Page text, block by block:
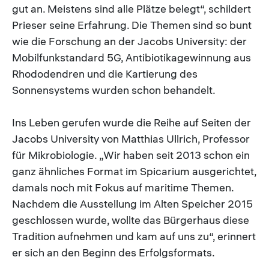
gut an. Meistens sind alle Plätze belegt“, schildert
Prieser seine Erfahrung. Die Themen sind so bunt
wie die Forschung an der Jacobs University: der
Mobilfunkstandard 5G, Antibiotikagewinnung aus
Rhododendren und die Kartierung des
Sonnensystems wurden schon behandelt.
Ins Leben gerufen wurde die Reihe auf Seiten der
Jacobs University von Matthias Ullrich, Professor
für Mikrobiologie. „Wir haben seit 2013 schon ein
ganz ähnliches Format im Spicarium ausgerichtet,
damals noch mit Fokus auf maritime Themen.
Nachdem die Ausstellung im Alten Speicher 2015
geschlossen wurde, wollte das Bürgerhaus diese
Tradition aufnehmen und kam auf uns zu“, erinnert
er sich an den Beginn des Erfolgsformats.